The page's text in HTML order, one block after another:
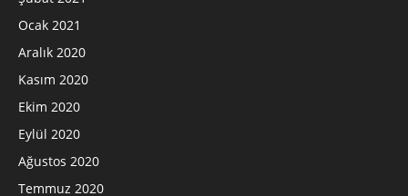
Ocak 2021
Aralık 2020
Kasım 2020
Ekim 2020
Eylül 2020
Ağustos 2020
Temmuz 2020